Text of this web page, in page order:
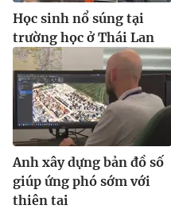
Học sinh nổ súng tại
trường học ở Thái Lan
Anh xây dựng bản đồ số
giúp ứng phó sớm với
thiên tai